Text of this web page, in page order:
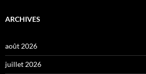
ARCHIVES
août 2026
juillet 2026